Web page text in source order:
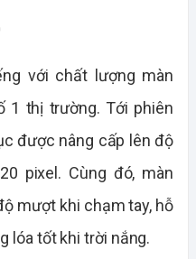
với chất lượng màn
1 thị trường. Tới phiên
được nâng cấp lên độ
pixel. Cùng đó, màn
mượt khi chạm tay, hỗ
lóa tốt khi trời nắng.